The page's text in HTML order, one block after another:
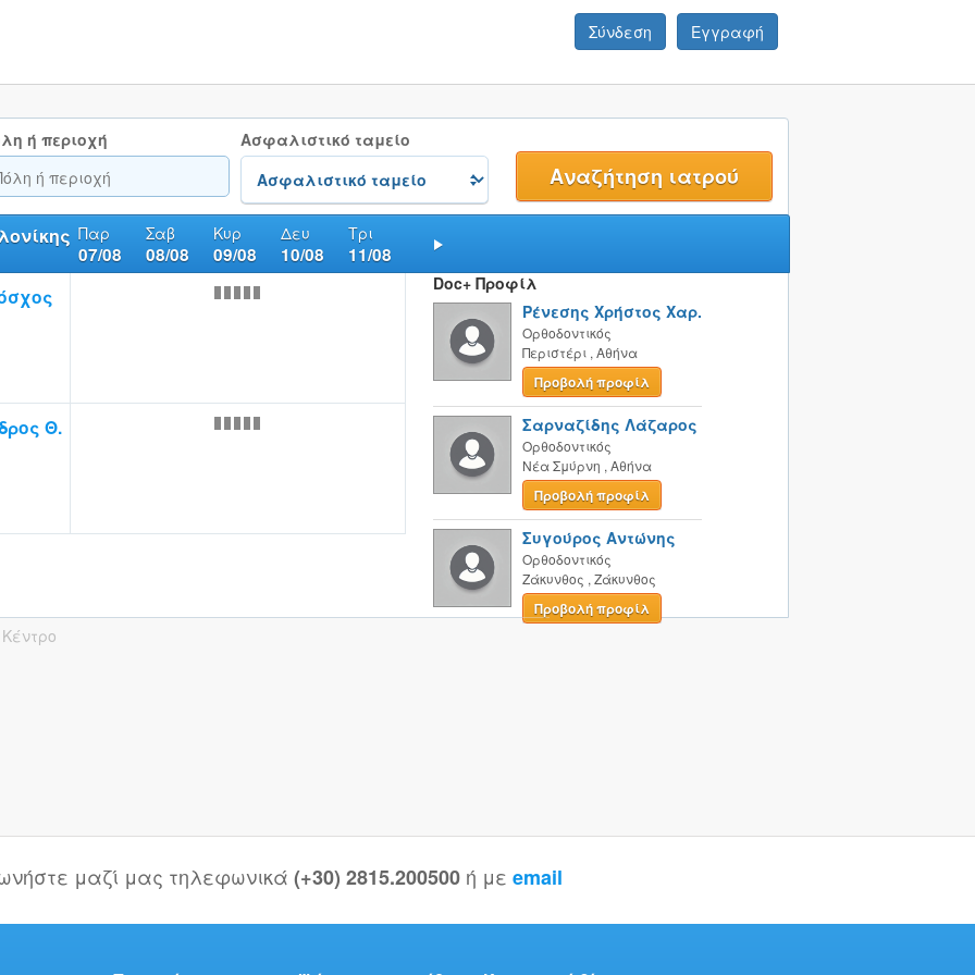
Σύνδεση Εγγραφή
ή περιοχή Ασφαλιστικό ταμείο
Παρ
07/08
Σαβ
08/08
Κυρ
09/08
Δευ
10/08
Τρι
11/08
Θ.
Doc+ Προφίλ
Ρένεσης Χρήστος Χαρ.
Ορθοδοντικός
Περιστέρι , Αθήνα
Προβολή προφίλ
Σαρναζίδης Λάζαρος
Ορθοδοντικός
Νέα Σμύρνη , Αθήνα
Προβολή προφίλ
Συγούρος Αντώνης
Ορθοδοντικός
Ζάκυνθος , Ζάκυνθος
Προβολή προφίλ
Κέντρο
μαζί μας τηλεφωνικά (+30) 2815.200500 ή με email